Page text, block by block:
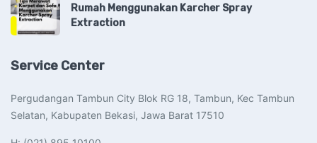
Rumah Menggunakan Karcher Spray
Extraction
Service Center
Pergudangan Tambun City Blok RG 18, Tambun, Kec Tambun
Selatan, Kabupaten Bekasi, Jawa Barat 17510​